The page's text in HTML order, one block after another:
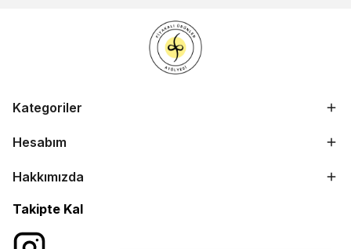
Kategoriler
Hesabım
Hakkımızda
Takipte Kal